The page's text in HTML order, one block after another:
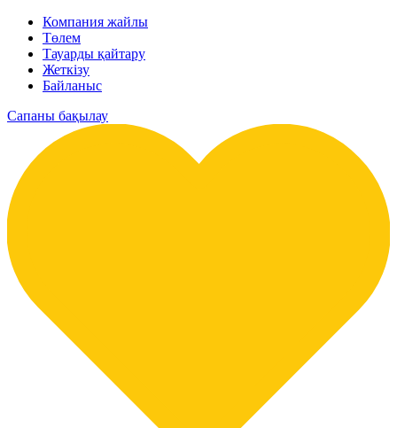
Компания жайлы
Төлем
Тауарды қайтару
Жеткізу
Байланыс
Сапаны бақылау